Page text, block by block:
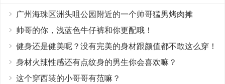
广州海珠区洲头咀公园附近的一个帅哥猛男烤肉摊
帅哥的你，浅蓝色牛仔裤和你更配哦！
健身还是健美呢？没有完美的身材跟颜值都不敢这么穿！
身材火辣性感还有点纹身的男生你会喜欢嘛？
这个穿西装的小哥哥有范嘛？